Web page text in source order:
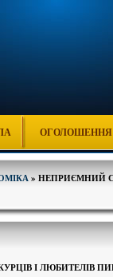
ОГОЛОШЕННЯ
» НЕПРИЄМНИЙ
І ЛЮБИТЕЛІВ